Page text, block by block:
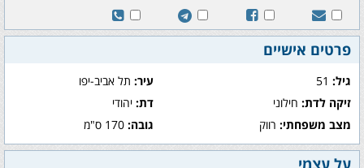
פרטים אישיים
גיל: עיר:תל אביב-יפו
זיקה לדת: חילוני דת:יהודי
מצב משפחתי: רווק גובה:170 ס"מ
על עצמי